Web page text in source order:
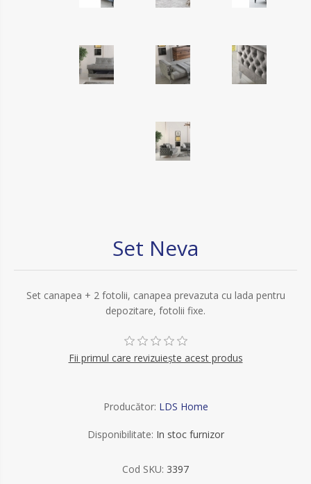
Set Neva
Set canapea + 2 fotolii, canapea prevazuta cu lada pentru
depozitare, fotolii fixe.
Fii primul care revizuiește acest produs
Producător: LDS Home
Disponibilitate: In stoc furnizor
Cod SKU: 3397